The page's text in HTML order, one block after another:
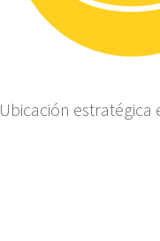
Ubicación estratégica